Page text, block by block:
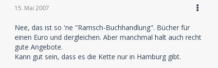
15. Mai 2007
Nee, das ist so 'ne "Ramsch-Buchhandlung". Bücher für
einen Euro und dergleichen. Aber manchmal halt auch recht
gute Angebote.
Kann gut sein, dass es die Kette nur in Hamburg gibt.